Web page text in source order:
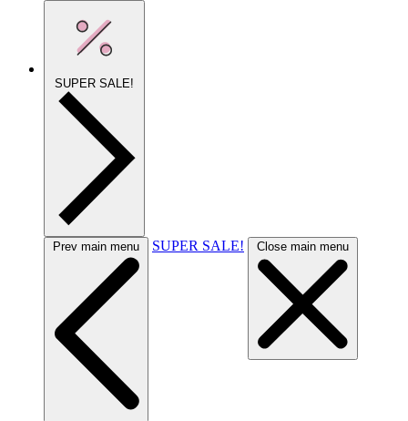
SUPER SALE!
Prev main menu SUPER SALE! Close main menu